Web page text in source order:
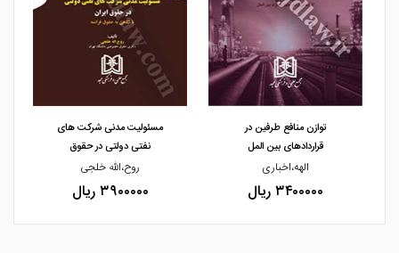
مشاهده و خرید مشاهده و خرید
توازن منافع طرفین در
قراردادهای بین المل
الهه،اخباری
۳۴۰۰۰۰۰ ریال
مسئولیت مدنی شرکت های
نفتی دولتی در حقوق
روح،الله خلجی
۳۹۰۰۰۰۰ ریال